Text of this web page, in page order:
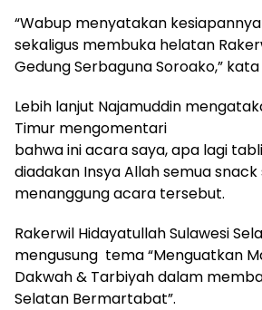
“Wabup menyatakan
sekaligus membuka helatan
Gedung Serbaguna Soroako,”
Lebih lanjut Najamuddin
Timur mengomentari
bahwa ini acara saya, apa lagi
diadakan Insya Allah semua
menanggung acara tersebut.
Rakerwil Hidayatullah Sulawesi
mengusung tema “Menguatkan
Dakwah & Tarbiyah dalam
Selatan Bermartabat”.